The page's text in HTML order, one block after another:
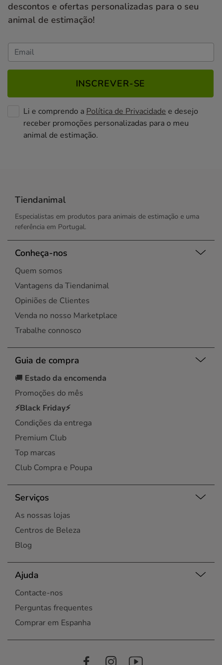
descontos e ofertas personalizadas para o seu
animal de estimação!
INSCREVER-SE
Li e comprendo a Política de Privacidade e desejo
receber promoções personalizadas para o meu
animal de estimação.
Tiendanimal
Especialistas em produtos para animais de estimação e uma
referência em Portugal.
Conheça-nos
Quem somos
Vantagens da Tiendanimal
Opiniões de Clientes
Venda no nosso Marketplace
Trabalhe connosco
Guia de compra
🚚 Estado da encomenda
Promoções do mês
⚡Black Friday⚡
Condições da entrega
Premium Club
Top marcas
Club Compra e Poupa
Serviços
As nossas lojas
Centros de Beleza
Blog
Ajuda
Contacte-nos
Perguntas frequentes
Comprar em Espanha